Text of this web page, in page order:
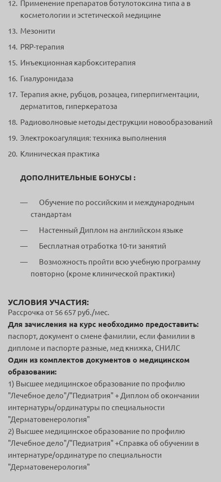
Применение препаратов ботулотоксина типа а в
косметологии и эстетической медицине
Мезонити
PRP-терапия
Инъекционная карбокситерапия
Гиалуронидаза
Терапия акне, рубцов, розацеа, гиперпигментации,
дерматитов, гиперкератоза
Радиоволновые методы деструкции новообразований
Электрокоагуляция: техника выполнения
Клиническая практика
ДОПОЛНИТЕЛЬНЫЕ БОНУСЫ :
Обучение по российским и международным
стандартам
Настенный Диплом на английском языке
Бесплатная отработка 10-ти занятий
Возможность пройти всю учебную программу
повторно (кроме клинической практики)
УСЛОВИЯ УЧАСТИЯ:
Рассрочка от 56 657 руб./мес.
Для зачисления на курс необходимо предоставить:
паспорт, документ о смене фамилии, если фамилии в
дипломе и паспорте разные, мед книжка, СНИЛС
Один из комплектов документов о медицинском
образовании:
1) Высшее медицинское образование по профилю
"Лечебное дело"/"Педиатрия" + Диплом об окончании
интернатуры/ординатуры по специальности
"Дерматовенерология"
2) Высшее медицинское образование по профилю
"Лечебное дело"/"Педиатрия" +Справка об обучении в
интернатуре/ординатуре по специальности
"Дерматовенерология"